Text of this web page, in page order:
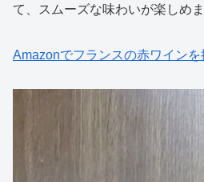
て、スムーズな味わいが楽しめま
Amazonでフランスの赤ワインを